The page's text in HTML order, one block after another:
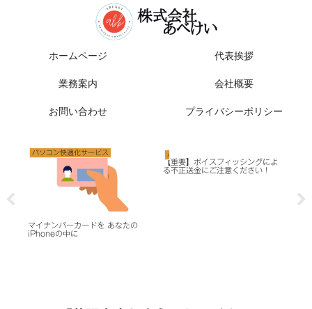
ホームページ 代表挨拶
業務案内 会社概要
お問い合わせ プライバシーポリシー
パソコン快適化サービス
マイナンバーカードを あなたの
iPhoneの中に
パソコン快適化サービス
【重要】ボイスフィッシングによ
る不正送金にご注意ください！